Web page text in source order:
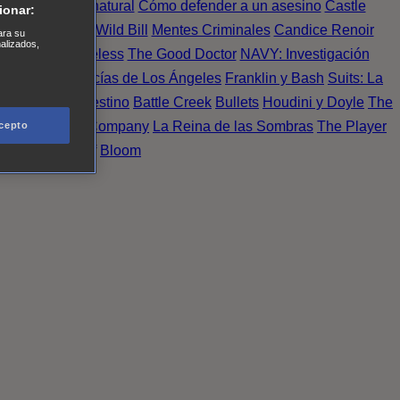
Sobrenatural Cómo defender a un asesino Castle
de Noche Wild Bill Mentes Criminales Candice Renoir
crimen Timeless The Good Doctor NAVY: Investigación
Finest. Policías de Los Ángeles Franklin y Bash Suits: La
Último Destino Battle Creek Bullets Houdini y Doyle The
X Company La Reina de las Sombras The Player
Bloom
su